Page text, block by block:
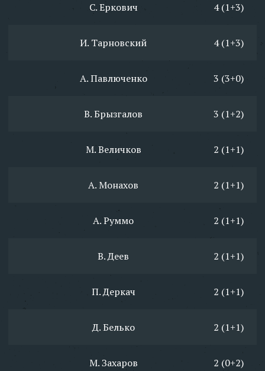
С. Еркович 4 (1+3)
И. Тарновский 4 (1+3)
А. Павлюченко 3 (3+0)
В. Брызгалов 3 (1+2)
М. Величков 2 (1+1)
А. Монахов 2 (1+1)
А. Руммо 2 (1+1)
В. Деев 2 (1+1)
П. Деркач 2 (1+1)
Д. Белько 2 (1+1)
М. Захаров 2 (0+2)